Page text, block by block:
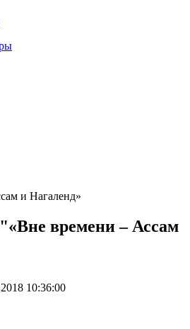
и Нагаленд»
времени – Ассам
10:36:00